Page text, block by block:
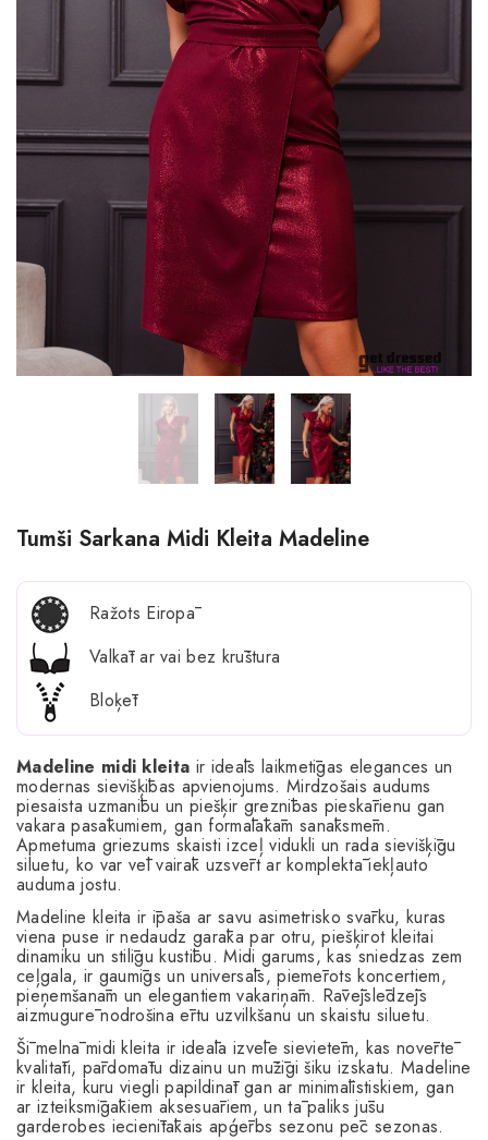
Tumši Sarkana Midi Kleita Madeline
Ražots Eiropā
Valkāt ar vai bez krūštura
Bloķēt
Madeline midi kleita ir ideāls laikmetīgas elegances un
modernas sievišķības apvienojums. Mirdzošais audums
piesaista uzmanību un piešķir greznības pieskārienu gan
vakara pasākumiem, gan formālākām sanāksmēm.
Apmetuma griezums skaisti izceļ vidukli un rada sievišķīgu
siluetu, ko var vēl vairāk uzsvērt ar komplektā iekļauto
auduma jostu.
Madeline kleita ir īpaša ar savu asimetrisko svārku, kuras
viena puse ir nedaudz garāka par otru, piešķirot kleitai
dinamiku un stilīgu kustību. Midi garums, kas sniedzas zem
ceļgala, ir gaumīgs un universāls, piemērots koncertiem,
pieņemšanām un elegantiem vakariņām. Rāvējslēdzējs
aizmugurē nodrošina ērtu uzvilkšanu un skaistu siluetu.
Šī melnā midi kleita ir ideāla izvēle sievietēm, kas novērtē
kvalitāti, pārdomātu dizainu un mūžīgi šiku izskatu. Madeline
ir kleita, kuru viegli papildināt gan ar minimālistiskiem, gan
ar izteiksmīgākiem aksesuāriem, un tā paliks jūsu
garderobes iecienītākais apģērbs sezonu pēc sezonas.